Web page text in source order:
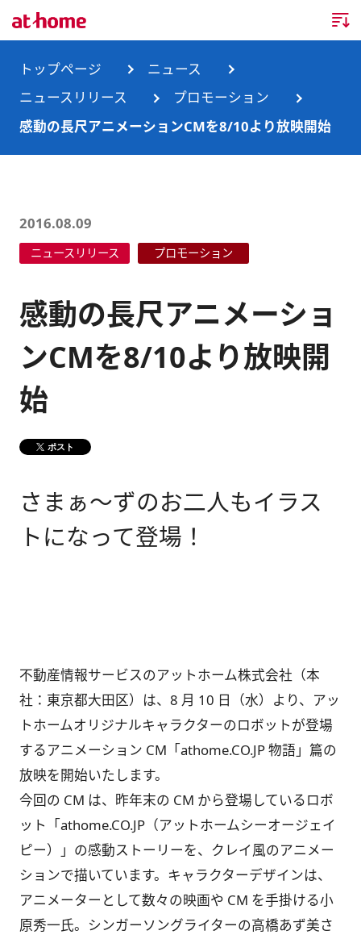
トップページ
企業情報
事業所・グループ会社
沿革
サステナビリティ
調査データ
ランキング
消費者向け不動産情報サービス
不動産業務支援サービス
キャリア採用情報
障がい者採用情報
トップページ
ニュース
ニュースリリース
プロモーション
感動の長尺アニメーションCMを8/10より放映開始
2016.08.09
ニュースリリース プロモーション
感動の長尺アニメーショ
ンCMを8/10より放映開
始
ポスト
さまぁ～ずのお二人もイラス
トになって登場！
不動産情報サービスのアットホーム株式会社（本
社：東京都大田区）は、8 月 10 日（水）より、アッ
トホームオリジナルキャラクターのロボットが登場
するアニメーション CM「athome.CO.JP 物語」篇の
放映を開始いたします。
今回の CM は、昨年末の CM から登場しているロボ
ット「athome.CO.JP（アットホームシーオージェイ
ピー）」の感動ストーリーを、クレイ風のアニメー
ションで描いています。キャラクターデザインは、
アニメーターとして数々の映画や CM を手掛ける小
原秀一氏。シンガーソングライターの高橋あず美さ